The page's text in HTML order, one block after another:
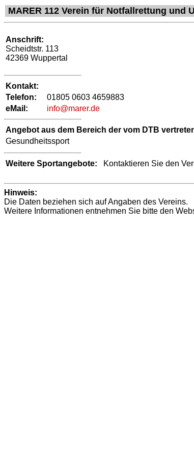
MARER 112 Verein für Notfallrettung und
Anschrift:
Scheidtstr. 113
42369 Wuppertal
Kontakt:
Telefon:
01805 0603 4659883
eMail:
info@marer.de
Angebot aus dem Bereich der vom DTB
Gesundheitssport
Weitere Sportangebote: Kontaktieren Sie den
Hinweis:
Die Daten beziehen sich auf Angaben des Vereins.
Weitere Informationen entnehmen Sie bitte den